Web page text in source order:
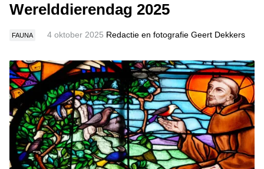
Werelddierendag 2025
FAUNA 4 oktober 2025 Redactie en fotografie Geert Dekkers